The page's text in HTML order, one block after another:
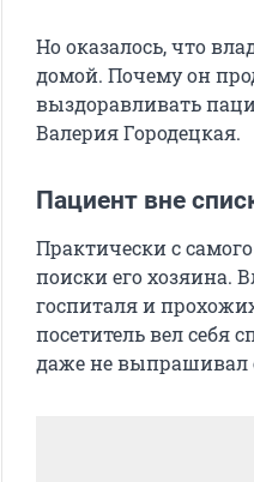
Но оказалось, что
домой. Почему он
выздоравливать
Валерия Городецкая.
Пациент вне
Практически с
поиски его хозяина.
госпиталя и
посетитель вел себя
даже не выпрашивал